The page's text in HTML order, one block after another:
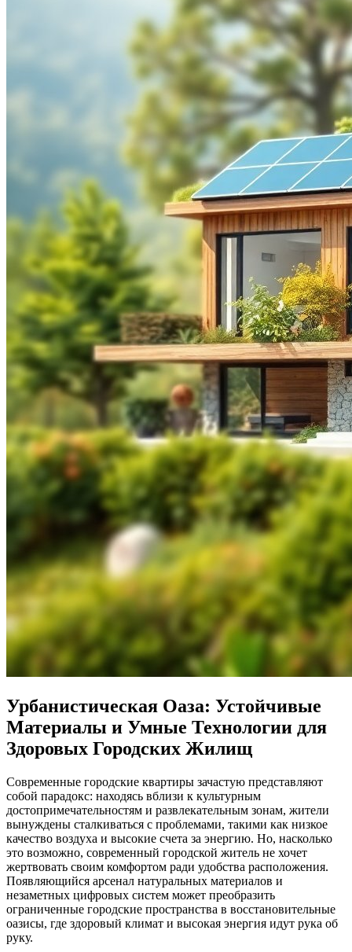
Урбанистическая Оаза: Устойчивые
Материалы и Умные Технологии для
Здоровых Городских Жилищ
Современные городские квартиры зачастую представляют
собой парадокс: находясь вблизи к культурным
достопримечательностям и развлекательным зонам, жители
вынуждены сталкиваться с проблемами, такими как низкое
качество воздуха и высокие счета за энергию. Но, насколько
это возможно, современный городской житель не хочет
жертвовать своим комфортом ради удобства расположения.
Появляющийся арсенал натуральных материалов и
незаметных цифровых систем может преобразить
ограниченные городские пространства в восстановительные
оазисы, где здоровый климат и высокая энергия идут рука об
руку.